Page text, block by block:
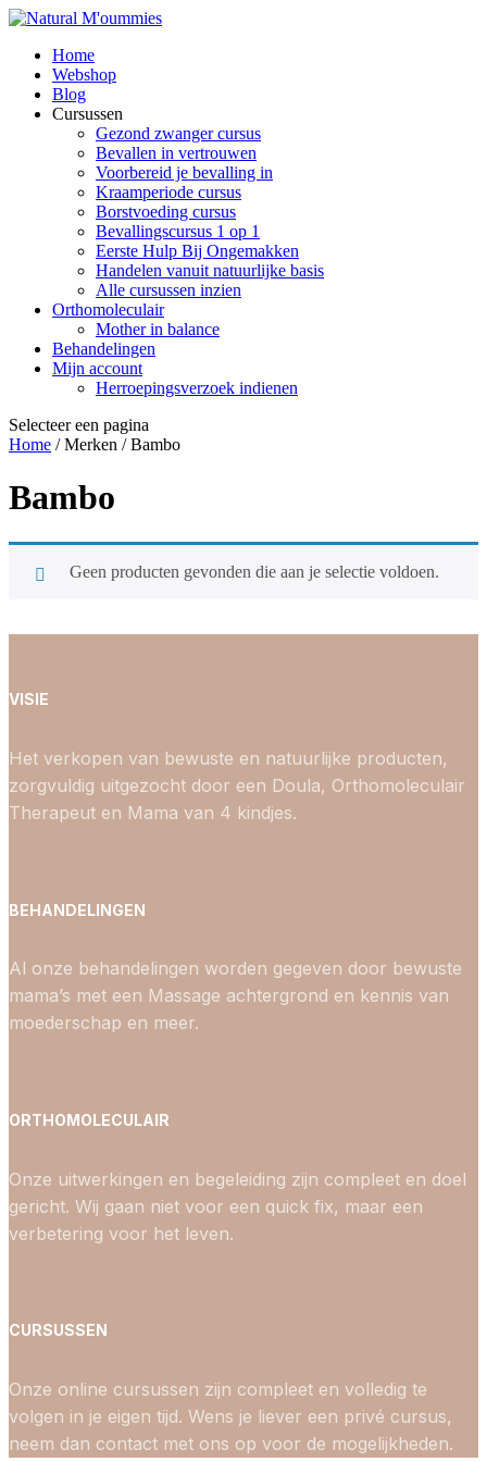
Home
Webshop
Blog
Cursussen
Gezond zwanger cursus
Bevallen in vertrouwen
Voorbereid je bevalling in
Kraamperiode cursus
Borstvoeding cursus
Bevallingscursus 1 op 1
Eerste Hulp Bij Ongemakken
Handelen vanuit natuurlijke basis
Alle cursussen inzien
Orthomoleculair
Mother in balance
Behandelingen
Mijn account
Herroepingsverzoek indienen
Selecteer een pagina
Home / Merken / Bambo
Bambo
Geen producten gevonden die aan je selectie voldoen.
VISIE
Het verkopen van bewuste en natuurlijke producten,
zorgvuldig uitgezocht door een Doula, Orthomoleculair
Therapeut en Mama van 4 kindjes.
BEHANDELINGEN
Al onze behandelingen worden gegeven door bewuste
mama’s met een Massage achtergrond en kennis van
moederschap en meer.
ORTHOMOLECULAIR
Onze uitwerkingen en begeleiding zijn compleet en doel
gericht. Wij gaan niet voor een quick fix, maar een
verbetering voor het leven.
CURSUSSEN
Onze online cursussen zijn compleet en volledig te
volgen in je eigen tijd. Wens je liever een privé cursus,
neem dan contact met ons op voor de mogelijkheden.